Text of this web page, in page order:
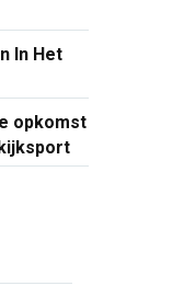
In Het
opkomst